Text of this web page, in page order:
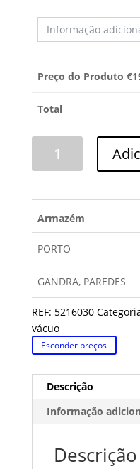
Preço do Produto €
Total
COMPRESSOR
SECOP
Armazém
PORTO
GANDRA, PAREDES
REF: 5216030
vácuo
Esconder preços
Descrição
Informação
Descrição